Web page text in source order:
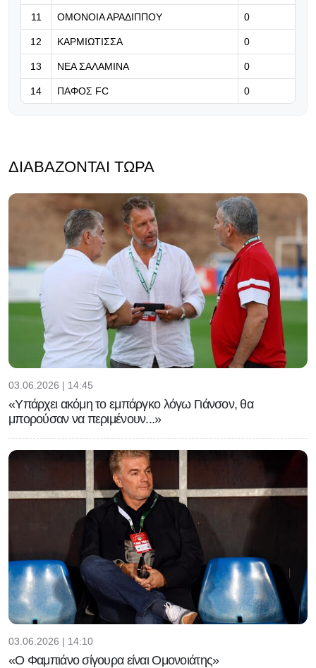
Παίδων κόντρα στην Ουκρανία
11 ΟΜΟΝΟΙΑ ΑΡΑΔΙΠΠΟΥ 0
12 ΚΑΡΜΙΩΤΙΣΣΑ 0
13 ΝΕΑ ΣΑΛΑΜΙΝΑ 0
14 ΠΑΦΟΣ FC 0
ΔΙΑΒΆΖΟΝΤΑΙ ΤΏΡΑ
03.06.2026 | 14:45
«Υπάρχει ακόμη το εμπάργκο λόγω Γιάνσον, θα
μπορούσαν να περιμένουν...»
03.06.2026 | 14:10
«Ο Φαμπιάνο σίγουρα είναι Ομονοιάτης»